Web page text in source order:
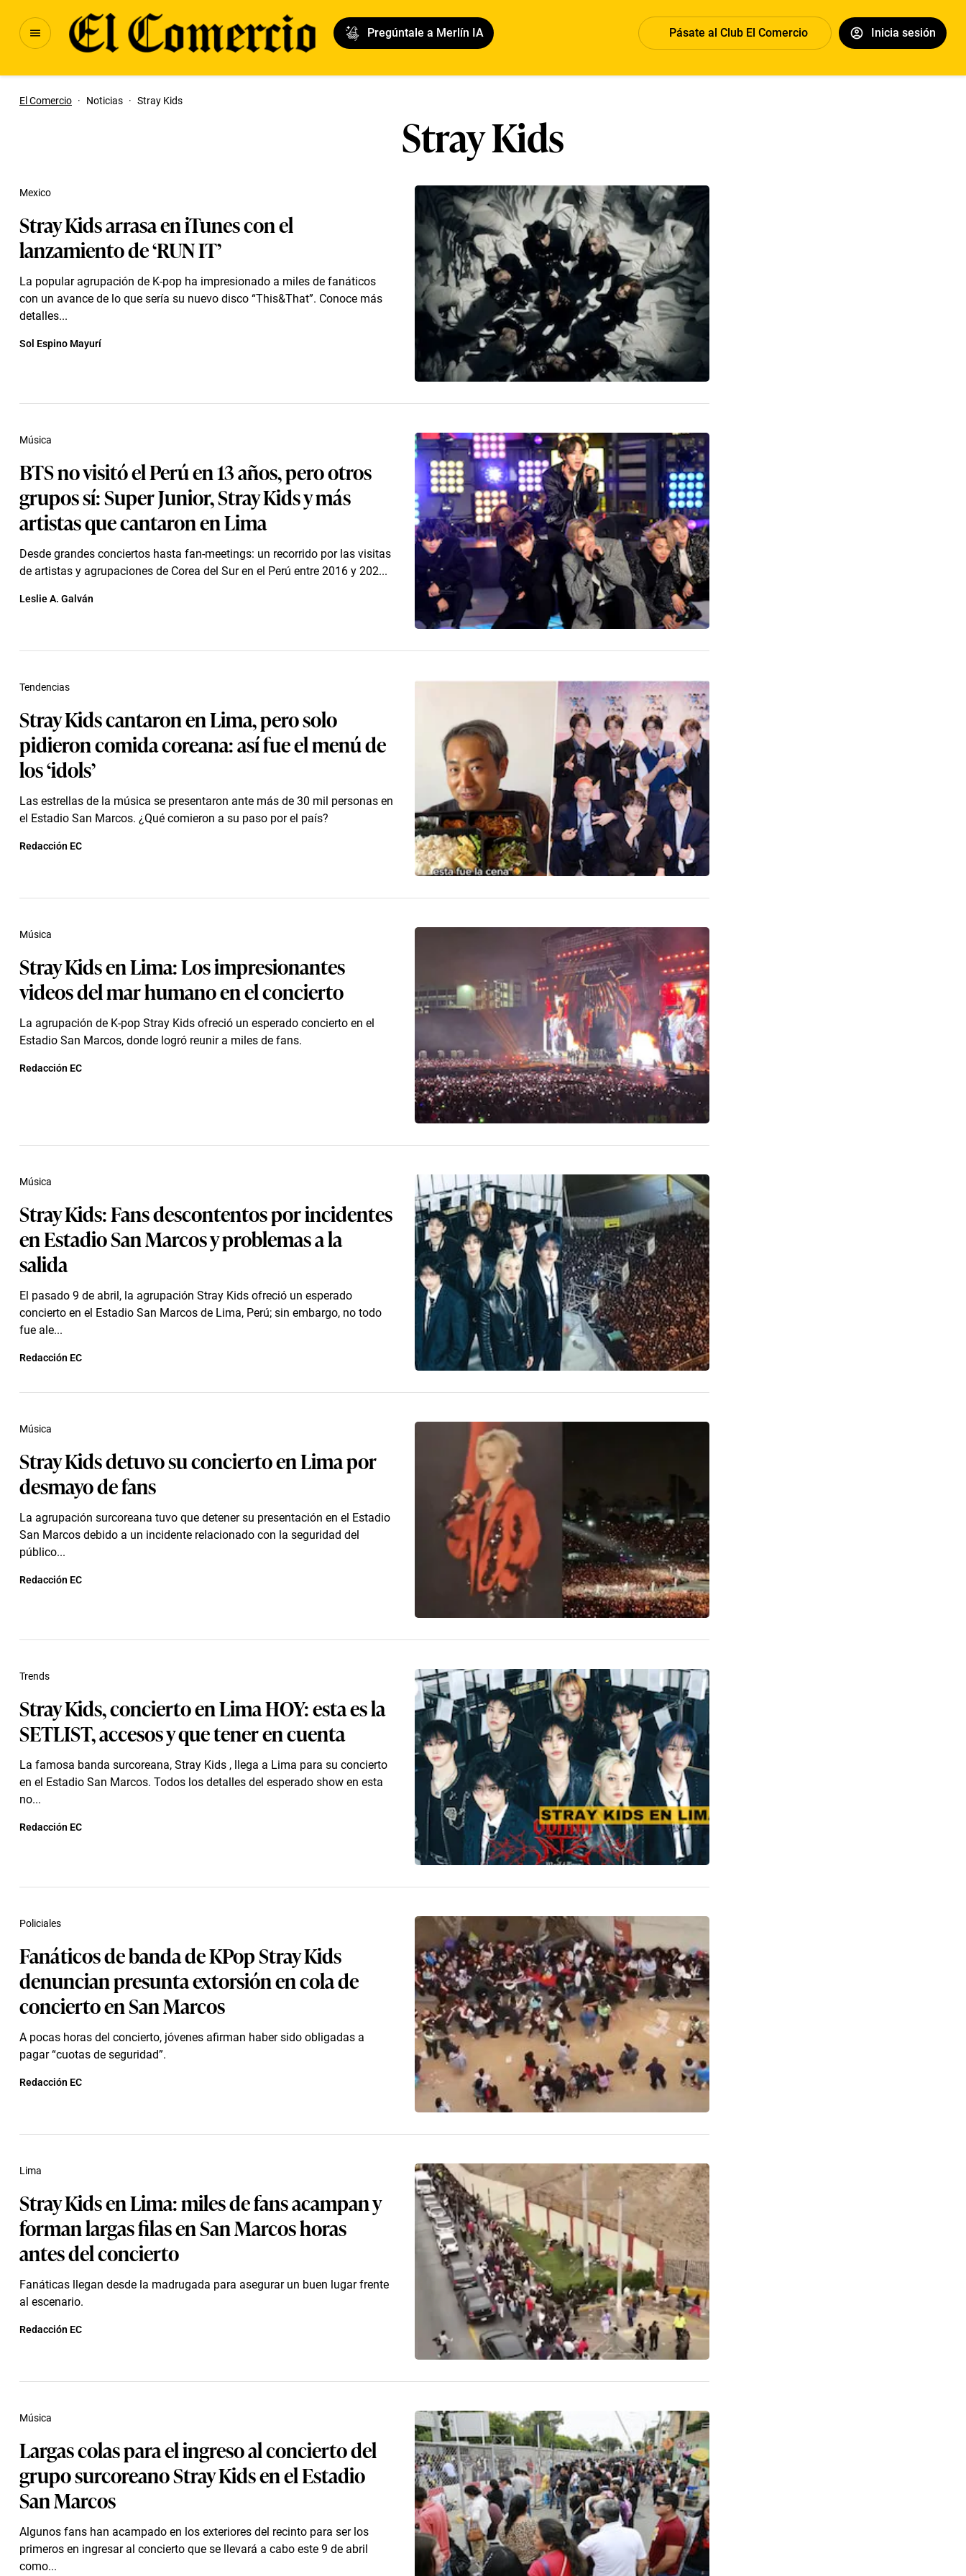
Pregúntale a Merlín IA Pásate al Club El Comercio Inicia sesión
El Comercio · Noticias · Stray Kids
Stray Kids
Stray Kids arrasa en iTunes con el
lanzamiento de ‘RUN IT’
La popular agrupación de K-pop ha impresionado a miles de fanáticos
con un avance de lo que sería su nuevo disco “This&That”. Conoce más
detalles...
Mexico
Sol Espino Mayurí
BTS no visitó el Perú en 13 años, pero otros
grupos sí: Super Junior, Stray Kids y más
artistas que cantaron en Lima
Desde grandes conciertos hasta fan-meetings: un recorrido por las visitas
de artistas y agrupaciones de Corea del Sur en el Perú entre 2016 y 202...
Música
Leslie A. Galván
Stray Kids cantaron en Lima, pero solo
pidieron comida coreana: así fue el menú de
los ‘idols’
Las estrellas de la música se presentaron ante más de 30 mil personas en
el Estadio San Marcos. ¿Qué comieron a su paso por el país?
Tendencias
Redacción EC
Stray Kids en Lima: Los impresionantes
videos del mar humano en el concierto
La agrupación de K-pop Stray Kids ofreció un esperado concierto en el
Estadio San Marcos, donde logró reunir a miles de fans.
Música
Redacción EC
Stray Kids: Fans descontentos por incidentes
en Estadio San Marcos y problemas a la
salida
El pasado 9 de abril, la agrupación Stray Kids ofreció un esperado
concierto en el Estadio San Marcos de Lima, Perú; sin embargo, no todo
fue ale...
Música
Redacción EC
Stray Kids detuvo su concierto en Lima por
desmayo de fans
La agrupación surcoreana tuvo que detener su presentación en el Estadio
San Marcos debido a un incidente relacionado con la seguridad del
público...
Música
Redacción EC
Stray Kids, concierto en Lima HOY: esta es la
SETLIST, accesos y que tener en cuenta
La famosa banda surcoreana, Stray Kids , llega a Lima para su concierto
en el Estadio San Marcos. Todos los detalles del esperado show en esta
no...
Trends
Redacción EC
Fanáticos de banda de KPop Stray Kids
denuncian presunta extorsión en cola de
concierto en San Marcos
A pocas horas del concierto, jóvenes afirman haber sido obligadas a
pagar “cuotas de seguridad”.
Policiales
Redacción EC
Stray Kids en Lima: miles de fans acampan y
forman largas filas en San Marcos horas
antes del concierto
Fanáticas llegan desde la madrugada para asegurar un buen lugar frente
al escenario.
Lima
Redacción EC
Largas colas para el ingreso al concierto del
grupo surcoreano Stray Kids en el Estadio
San Marcos
Algunos fans han acampado en los exteriores del recinto para ser los
primeros en ingresar al concierto que se llevará a cabo este 9 de abril
como...
Música